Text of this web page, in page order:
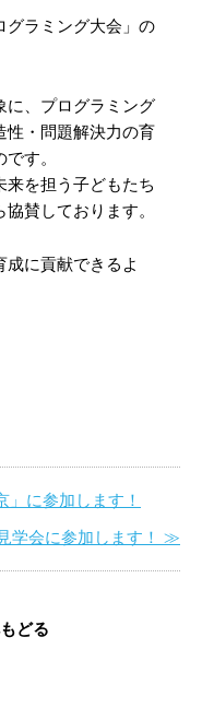
グラミング大会」の
に、プログラミング
性・問題解決力の育
す。
来を担う子どもたち
賛しております。
に貢献できるよ
に参加します！
学会に参加します！ ≫
どる